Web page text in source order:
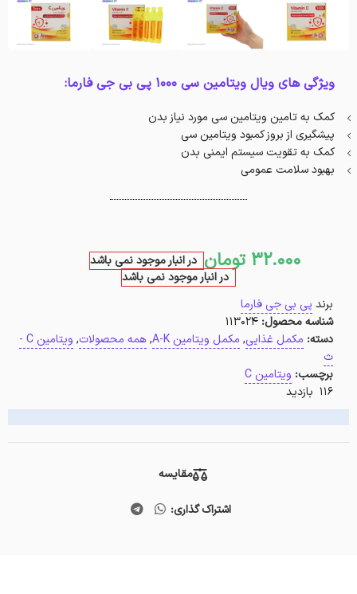
ویژگی های ویال ویتامین سی 1000 پی بی جی فارما:
کمک به تامین ویتامین سی مورد نیاز بدن
پیشگیری از بروز کمبود ویتامین سی
کمک به تقویت سیستم ایمنی بدن
بهبود سلامت عمومی
32.000 تومان در انبار موجود نمی باشد
در انبار موجود نمی باشد
برند پی بی جی فارما
شناسه محصول: 113024
دسته: مکمل غذایی, مکمل ویتامین A-K ,همه محصولات,
ویتامین C -
ث
برچسب: ویتامین C
116 بازدید
مقایسه
اشتراک گذاری: